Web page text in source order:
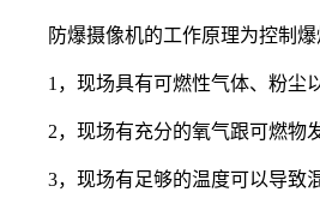
防爆摄像机的工作原理为控制
1，现场具有可燃性气体、粉尘
2，现场有充分的氧气跟可燃物
3，现场有足够的温度可以导致